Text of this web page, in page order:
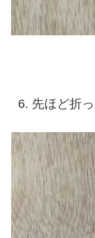
先ほど折